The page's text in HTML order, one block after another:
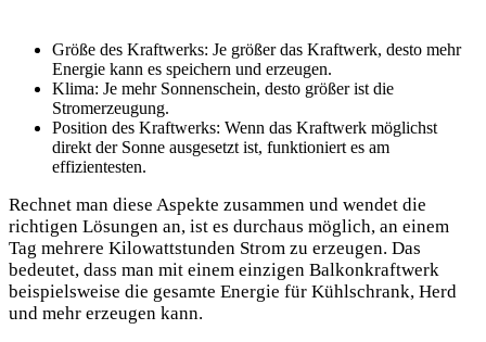
Größe des Kraftwerks: Je größer das Kraftwerk, desto mehr
Energie kann es speichern und erzeugen.
Klima: Je mehr Sonnenschein, desto größer ist die
Stromerzeugung.
Position des Kraftwerks: Wenn das Kraftwerk möglichst
direkt der Sonne ausgesetzt ist, funktioniert es am
effizientesten.
Rechnet man diese Aspekte zusammen und wendet die
richtigen Lösungen an, ist es durchaus möglich, an einem
Tag mehrere Kilowattstunden Strom zu erzeugen. Das
bedeutet, dass man mit einem einzigen Balkonkraftwerk
beispielsweise die gesamte Energie für Kühlschrank, Herd
und mehr erzeugen kann.